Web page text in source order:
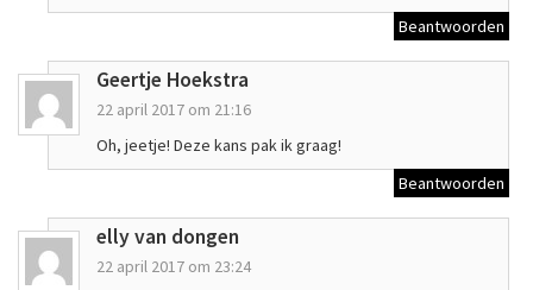
Beantwoorden
Geertje Hoekstra
22 april 2017 om 21:16
Oh, jeetje! Deze kans pak ik graag!
Beantwoorden
elly van dongen
22 april 2017 om 23:24